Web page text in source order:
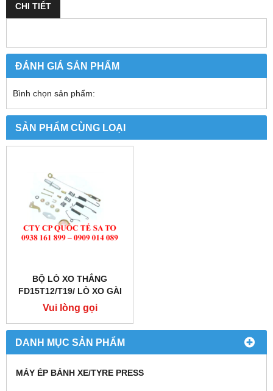
DANH MỤC SẢN PHẨM
MÁY ÉP BÁNH XE/TYRE PRESS
CHI TIẾT
ĐÁNH GIÁ SẢN PHẨM
Bình chọn sản phẩm:
SẢN PHẨM CÙNG LOẠI
BỘ LÒ XO THẮNG
FD15T12/T19/ LÒ XO GÀI
BỐ, ĐINH &CHÉN GÀI LÒ
XO/ LO XO LƯỠI GÀ/ LO
Vui lòng gọi